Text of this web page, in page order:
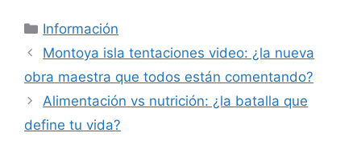
Categorías
Información
Montoya isla tentaciones video: ¿la nueva
obra maestra que todos están comentando?
Alimentación vs nutrición: ¿la batalla que
define tu vida?